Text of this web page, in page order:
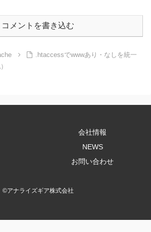
コメントを書き込む
.htaccessでwwwあり・なしを統一
会社情報
NEWS
お問い合わせ
©アナライズギア株式会社